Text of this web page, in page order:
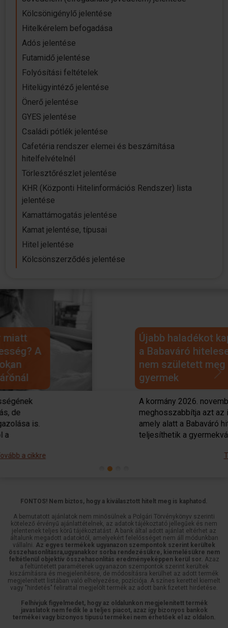
Kölcsönigénylő jelentése
Hitelkérelem befogadása
Adós jelentése
Futamidő jelentése
Folyósítási feltételek
Hitelügyintéző jelentése
Önerő jelentése
GYES jelentése
Családi pótlék jelentése
Cafetéria rendszer elemei és beszámítása
hitelfelvételnél
Törlesztőrészlet jelentése
KHR (Központi Hitelinformációs Rendszer) lista
jelentése
Kamattámogatás jelentése
Kamat jelentése, típusai
Hitel jelentése
Kölcsönszerződés jelentése
Újabb haladékot kaptak azok
a Babaváró hitelesek, akiknél
nem született meg a vállalt
A kormány 2026. november 1-ig
meghosszabbítja azt az időszakot,
amely alatt a Babaváró hitelesek
teljesíthetik a gyermekvállalást.
Previous Next
FONTOS! Nem biztos, hogy a kiválasztott hitelt meg is kaphatod.
A bemutatott ajánlatok nem minősülnek a Polgári Törvénykönyv szerinti
kötelező érvényű ajánlattételnek, az adatok tájékoztató jellegűek és nem
jelentenek teljes körű tájékoztatást. A bank által adott ajánlat eltérhet az
általunk megadott adatoktól, amelyekért felelősséget nem áll módunkban
vállalni. Az egyes termékek ugyanazon szempontok szerint kerültek
összehasonlításra,ugyanakkor sorba rendezésükre, kiemelésükre nem
feltétlenül objektív összehasonlítás eredményeképpen kerül sor. Azaz
a feltüntetett paraméterek ugyanazon szempontok szerint kerültek
kiszámításra és megjelenítésre, de módosításra kerülhet az adott termék
megjelenített listában való elhelyezése, pozíciója. A színes kerettel kiemelt
vagy "hirdetés" felirattal megjelölt termék az adott bank fizetett hirdetése.
Felhívjuk figyelmedet, hogy az oldalunkon megjelenített termék
javaslatok nem fedik le a teljes piacot, azaz így bizonyos bankok
termékei vagy bizonyos típusú termékei nem érhetőek el az oldalon.